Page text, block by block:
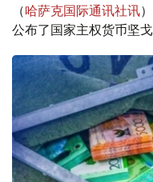
（哈萨克国际通讯社讯
公布了国家主权货币坚